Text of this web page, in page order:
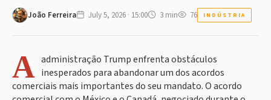
João Ferreira July 5, 2026 · 15:00 3 min 76 INDÚSTRIA
A administração Trump enfrenta obstáculos
inesperados para abandonar um dos acordos
comerciais mais importantes do seu mandato. O acordo